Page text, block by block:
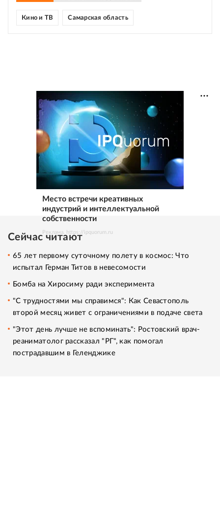
Кино и ТВ Самарская область
Место встречи креативных
индустрий и интеллектуальной
собственности
Реклама. https://ipquorum.ru
Сейчас читают
65 лет первому суточному полету в космос: Что
испытал Герман Титов в невесомости
Бомба на Хиросиму ради эксперимента
"С трудностями мы справимся": Как Севастополь
второй месяц живет с ограничениями в подаче света
"Этот день лучше не вспоминать": Ростовский врач-
реаниматолог рассказал "РГ", как помогал
пострадавшим в Геленджике